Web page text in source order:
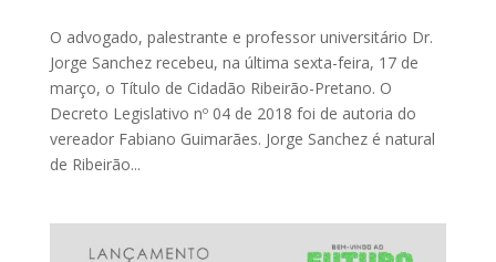
O advogado, palestrante e professor universitário Dr.
Jorge Sanchez recebeu, na última sexta-feira, 17 de
março, o Título de Cidadão Ribeirão-Pretano. O
Decreto Legislativo nº 04 de 2018 foi de autoria do
vereador Fabiano Guimarães. Jorge Sanchez é natural
de Ribeirão...